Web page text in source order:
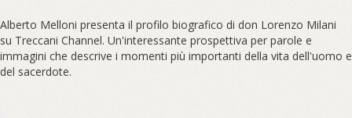
Alberto Melloni presenta il profilo biografico di don Lorenzo Milani
su Treccani Channel. Un'interessante prospettiva per parole e
immagini che descrive i momenti più importanti della vita dell'uomo e
del sacerdote.